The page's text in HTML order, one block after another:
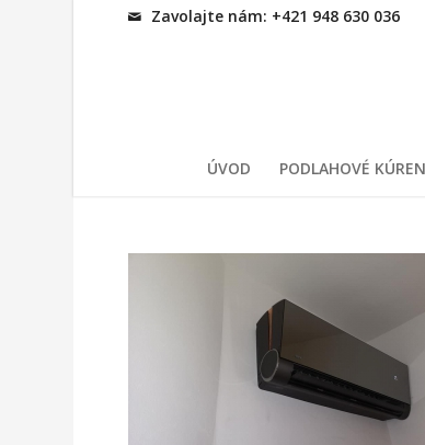
Zavolajte nám: +421 948 630 036
ÚVOD PODLAHOVÉ